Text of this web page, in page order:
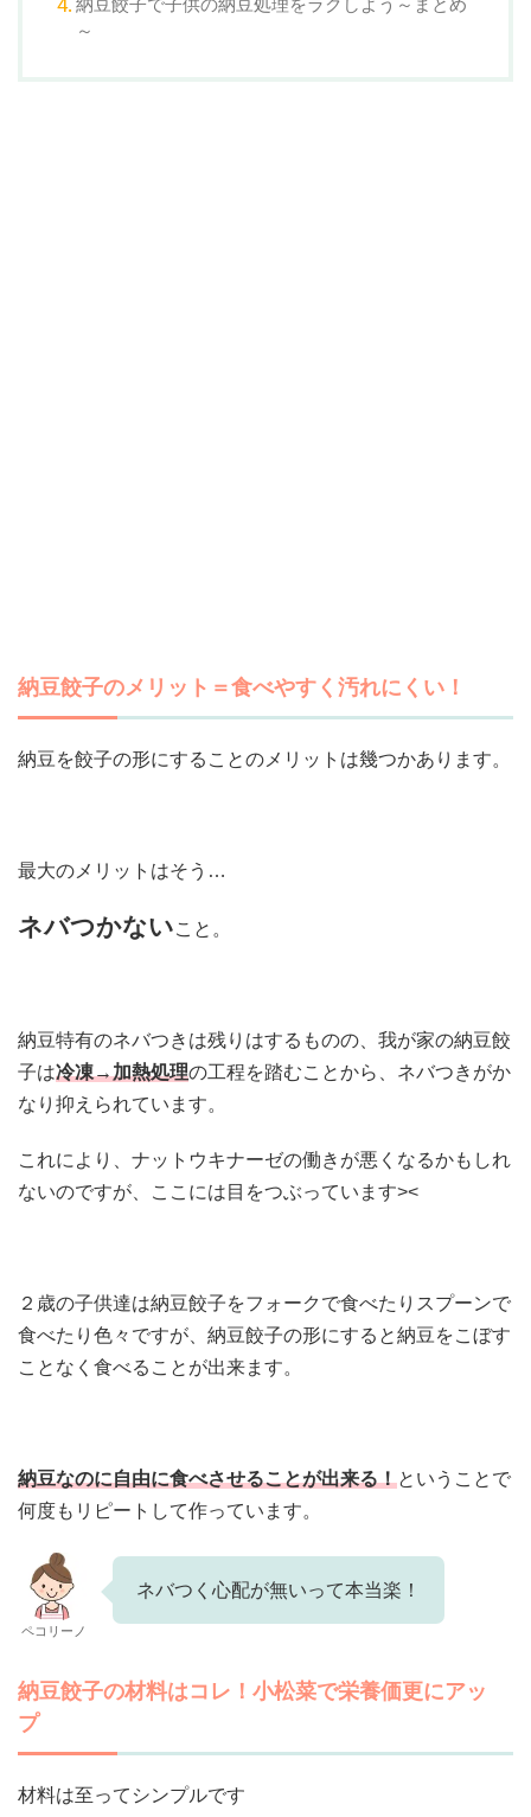
～
納豆餃子のメリット＝食べやすく汚れにくい！
納豆を餃子の形にすることのメリットは幾つかあります。
最大のメリットはそう…
ネバつかないこと。
納豆特有のネバつきは残りはするものの、我が家の納豆餃
子は冷凍→加熱処理の工程を踏むことから、ネバつきがか
なり抑えられています。
これにより、ナットウキナーゼの働きが悪くなるかもしれ
ないのですが、ここには目をつぶっています><
２歳の子供達は納豆餃子をフォークで食べたりスプーンで
食べたり色々ですが、納豆餃子の形にすると納豆をこぼす
ことなく食べることが出来ます。
納豆なのに自由に食べさせることが出来る！ということで
何度もリピートして作っています。
ペコリーノ
ネバつく心配が無いって本当楽！
納豆餃子の材料はコレ！小松菜で栄養価更にアッ
プ
材料は至ってシンプルです